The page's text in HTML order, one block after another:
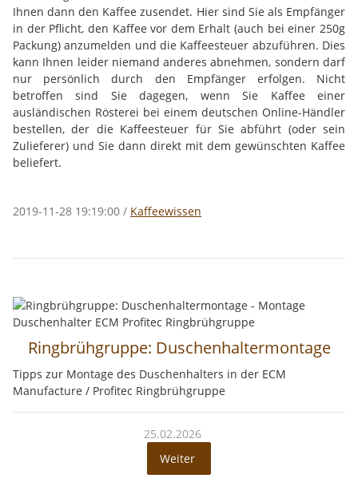
Ihnen dann den Kaffee zusendet. Hier sind Sie als Empfänger
in der Pflicht, den Kaffee vor dem Erhalt (auch bei einer 250g
Packung) anzumelden und die Kaffeesteuer abzuführen. Dies
kann Ihnen leider niemand anderes abnehmen, sondern darf
nur persönlich durch den Empfänger erfolgen. Nicht
betroffen sind Sie dagegen, wenn Sie Kaffee einer
ausländischen Rösterei bei einem deutschen Online-Händler
bestellen, der die Kaffeesteuer für Sie abführt (oder sein
Zulieferer) und Sie dann direkt mit dem gewünschten Kaffee
beliefert.
2019-11-28 19:19:00 / Kaffeewissen
Ringbrühgruppe: Duschenhaltermontage
Tipps zur Montage des Duschenhalters in der ECM
Manufacture / Profitec Ringbrühgruppe
25.02.2026
Weiter